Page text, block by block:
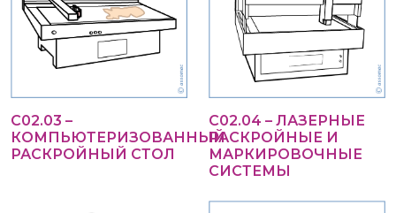
С02.03 –
КОМПЬЮТЕРИЗОВАННЫЙ
РАСКРОЙНЫЙ СТОЛ
С02.04 – ЛАЗЕРНЫЕ
РАСКРОЙНЫЕ И
МАРКИРОВОЧНЫЕ
СИСТЕМЫ